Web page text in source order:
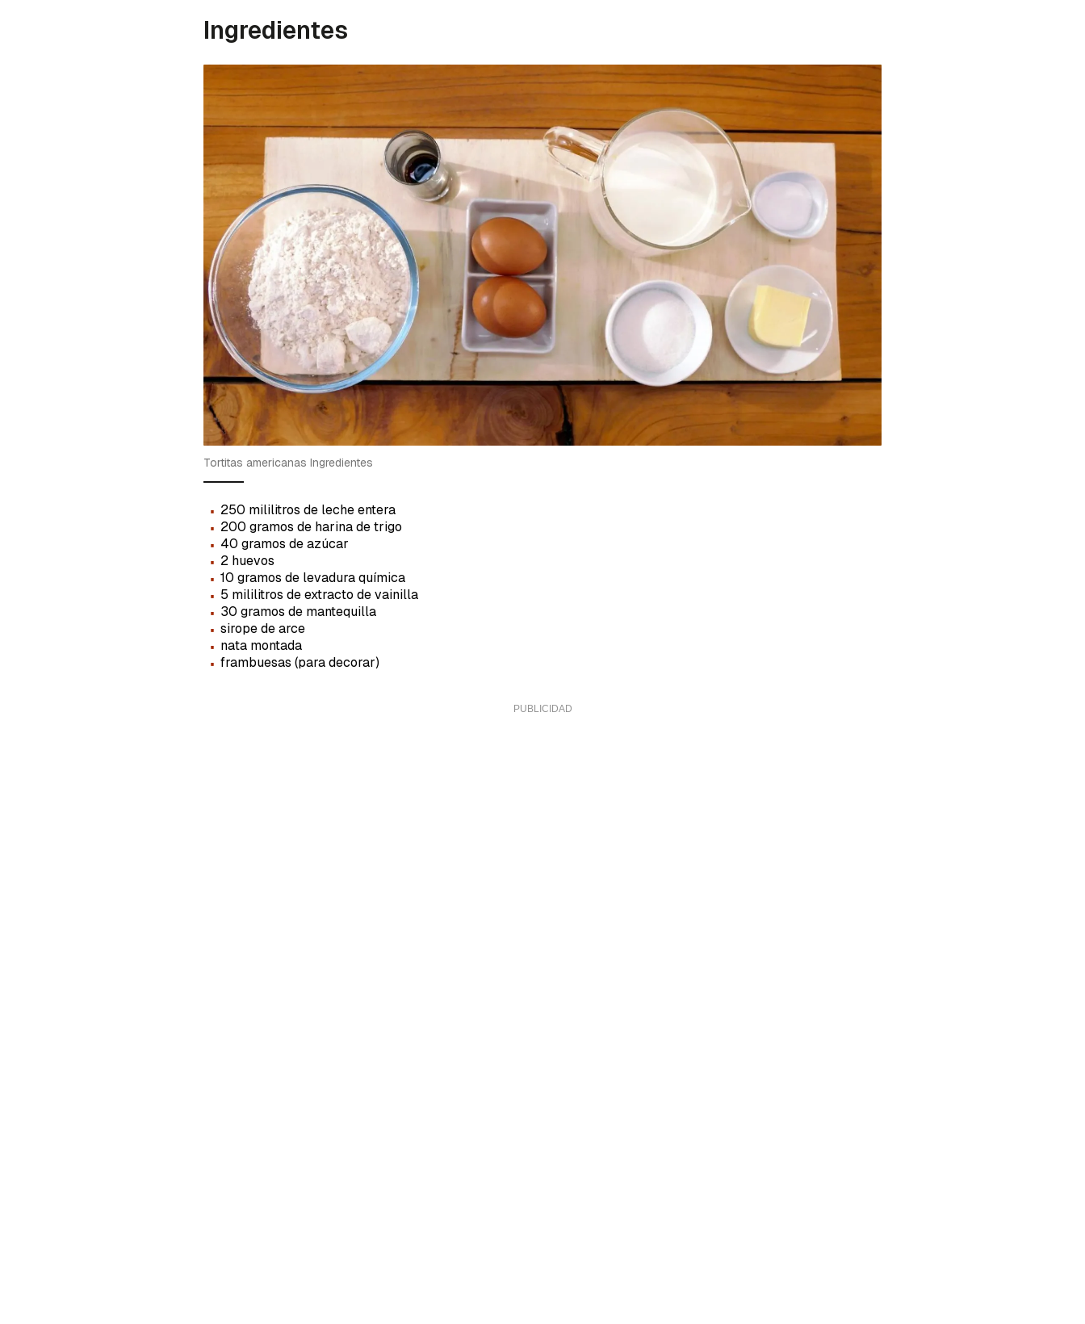
Guardar como favorito
Para poder guardar como favorito, primero has de iniciar sesión con tu
cuenta de Cocinatis.
INICIAR SESIÓN
Ingredientes
Tortitas americanas Ingredientes
· 250 mililitros de leche entera
· 200 gramos de harina de trigo
· 40 gramos de azúcar
· 2 huevos
· 10 gramos de levadura química
· 5 mililitros de extracto de vainilla
· 30 gramos de mantequilla
· sirope de arce
· nata montada
· frambuesas (para decorar)
Contenido enviado
Gracias por suscribirte a nuestro boletín.
ACEPTAR